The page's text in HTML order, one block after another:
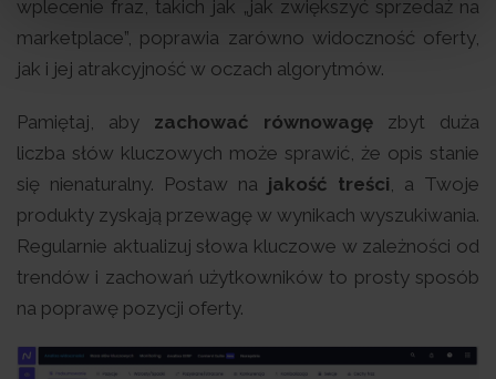
wplecenie fraz, takich jak „jak zwiększyć sprzedaż na
marketplace”, poprawia zarówno widoczność oferty,
jak i jej atrakcyjność w oczach algorytmów.
Pamiętaj, aby zachować równowagę zbyt duża
liczba słów kluczowych może sprawić, że opis stanie
się nienaturalny. Postaw na jakość treści , a Twoje
produkty zyskają przewagę w wynikach wyszukiwania.
Regularnie aktualizuj słowa kluczowe w zależności od
trendów i zachowań użytkowników to prosty sposób
na poprawę pozycji oferty.